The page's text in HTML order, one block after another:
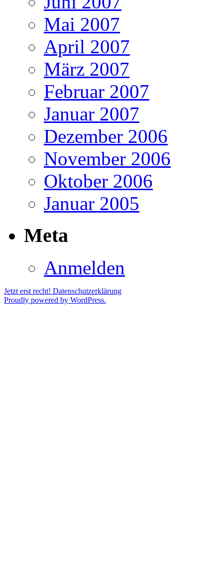
Mai 2007
April 2007
März 2007
Februar 2007
Januar 2007
Dezember 2006
November 2006
Oktober 2006
Januar 2005
Meta
Anmelden
Jetzt erst recht! Datenschutzerklärung
Proudly powered by WordPress.